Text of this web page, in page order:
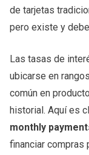
de tarjetas
pero existe y
Las tasas de
ubicarse en
común en
historial. Aquí es
monthly
financiar compras